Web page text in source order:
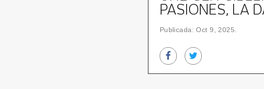
PASIONES, LA
Publicada: Oct 9, 2025.